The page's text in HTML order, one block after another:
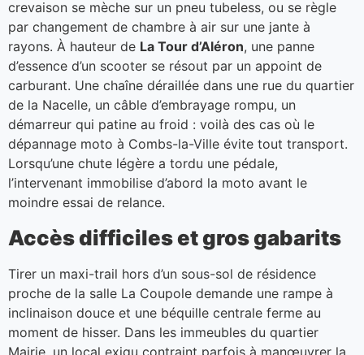
crevaison se mèche sur un pneu tubeless, ou se règle
par changement de chambre à air sur une jante à
rayons. À hauteur de La Tour d’Aléron, une panne
d’essence d’un scooter se résout par un appoint de
carburant. Une chaîne déraillée dans une rue du quartier
de la Nacelle, un câble d’embrayage rompu, un
démarreur qui patine au froid : voilà des cas où le
dépannage moto à Combs-la-Ville évite tout transport.
Lorsqu’une chute légère a tordu une pédale,
l’intervenant immobilise d’abord la moto avant le
moindre essai de relance.
Accès difficiles et gros gabarits
Tirer un maxi-trail hors d’un sous-sol de résidence
proche de la salle La Coupole demande une rampe à
inclinaison douce et une béquille centrale ferme au
moment de hisser. Dans les immeubles du quartier
Mairie, un local exigu contraint parfois à manœuvrer la